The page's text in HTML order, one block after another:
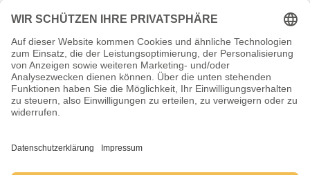
Veranstalter (Ausrichter):
Tanzsportverband Nordrhein-Westfalen e.V.
Veranstaltungsort:
Historische Stadthalle Wuppertal
Johannisberg 40
42103 Wuppertal
2.–5. Juli 2026 ・ 1.–4. Juli 2027 ・ 6.–9. Juli 2028